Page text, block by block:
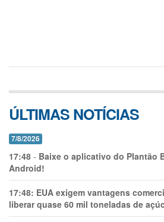
ÚLTIMAS NOTÍCIAS
7/8/2026
17:48 - Baixe o aplicativo do Plantão
Android!
17:48: EUA exigem vantagens
liberar quase 60 mil toneladas de